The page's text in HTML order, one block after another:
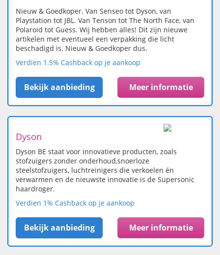
Nieuw & Goedkoper. Van Senseo tot Dyson, van
Playstation tot JBL. Van Tenson tot The North Face, van
Polaroid tot Guess. Wij hebben alles! Dit zijn nieuwe
artikelen met eventueel een verpakking die licht
beschadigd is. Nieuw & Goedkoper dus.
Verdien 1.5% Cashback op je aankoop
Bekijk aanbieding Meer informatie
Dyson
Dyson BE staat voor innovatieve producten, zoals
stofzuigers zonder onderhoud,snoerloze
steelstofzuigers, luchtreinigers die verkoelen én
verwarmen en de nieuwste innovatie is de Supersonic
haardroger.
Verdien 1% Cashback op je aankoop
Bekijk aanbieding Meer informatie